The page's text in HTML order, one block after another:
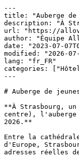
---
title: "Auberge de
description: "À
url: "https://
author: "Équipe
date: "2023-07-
modified: "2026-
lang: "fr_FR"
categories:
---
# Auberge de
**À Strasbourg,
centre), l'auberge
2026.**
Entre la
d'Europe,
adresses réelles